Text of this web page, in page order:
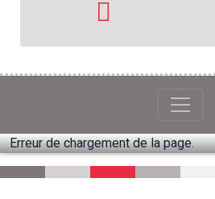
GRILLE
PODCASTS
EMISSIONS
Erreur de chargement de la page.